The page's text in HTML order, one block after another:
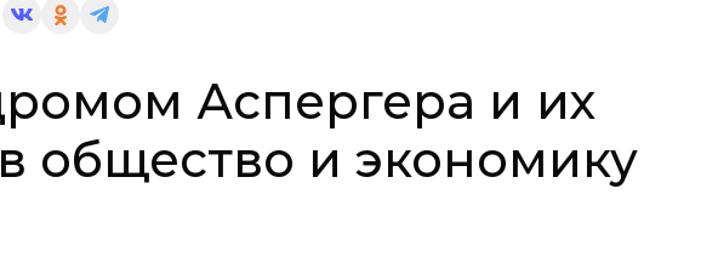
Аспергера и их
общество и экономику